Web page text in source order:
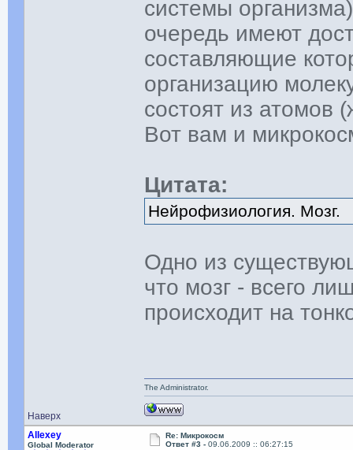
системы
очередь имеют
составляющие
организацию
состоят из атомов
Вот вам и
Цитата:
Нейрофизиология. Мозг.
Одно из
что мозг - всего
происходит на
Наверх
The Administrator.
Allexey
Global Moderator
Re: Микрокосм
Ответ #3 -09.06.2009 :: 06:27:15